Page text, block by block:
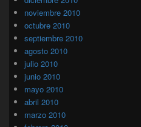
noviembre 2010
octubre 2010
septiembre 2010
agosto 2010
julio 2010
junio 2010
mayo 2010
abril 2010
marzo 2010